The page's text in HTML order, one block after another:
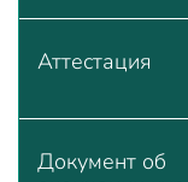
Аттестация
Документ об